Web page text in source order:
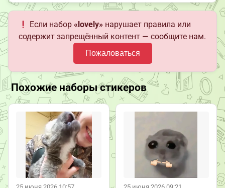
Если набор«lovely» нарушает правила или
содержит запрещённый контент — сообщите нам.
Пожаловаться
Похожие наборы стикеров